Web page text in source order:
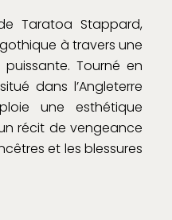
Taratoa Stappard,
à travers une
Tourné en
dans l’Angleterre
une esthétique
récit de vengeance
et les blessures